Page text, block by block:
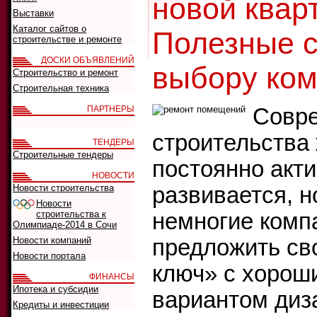
новой
Полезные
выбору
постоянно
развивается,
немногие
предложить
ключ» с
вариантом
Выставки
Каталог сайтов о
строительстве и ремонте
ДОСКИ ОБЪЯВЛЕНИЙ
Строительство и ремонт
Строительная техника
ПАРТНЕРЫ
ТЕНДЕРЫ
Строительные тендеры
НОВОСТИ
Новости строительства
Новости
строительства к
Олимпиаде-2014 в Сочи
Новости компаний
Новости портала
ФИНАНСЫ
Ипотека и субсидии
Кредиты и инвестиции